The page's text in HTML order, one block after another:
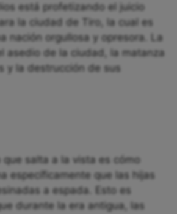
está profetizando el juicio
la ciudad de Tiro, la cual es
nación orgullosa y opresora. La
asedio de la ciudad, la matanza
y la destrucción de sus
que salta a la vista es cómo
específicamente que las hijas
a espada. Esto es
durante la era antigua, las